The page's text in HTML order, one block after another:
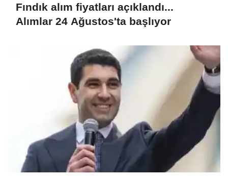
Fındık alım fiyatları açıklandı...
Alımlar 24 Ağustos'ta başlıyor